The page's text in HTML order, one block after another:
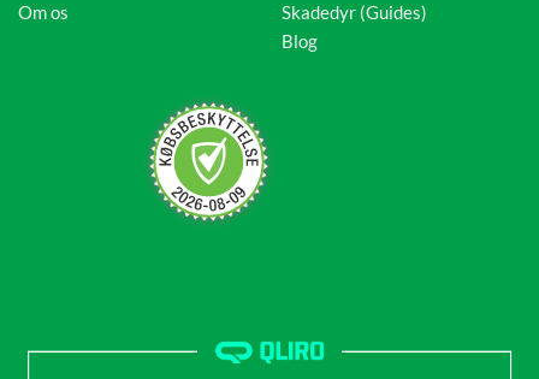
Om os
Skadedyr (Guides)
Blog